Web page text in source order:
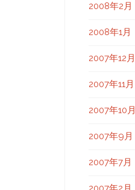
2008年2月
2008年1月
2007年12月
2007年11月
2007年10月
2007年9月
2007年7月